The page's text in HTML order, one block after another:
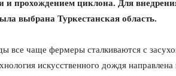
и прохождением циклона. Для
выбрана Туркестанская область.
все чаще фермеры сталкиваются с
искусственного дождя